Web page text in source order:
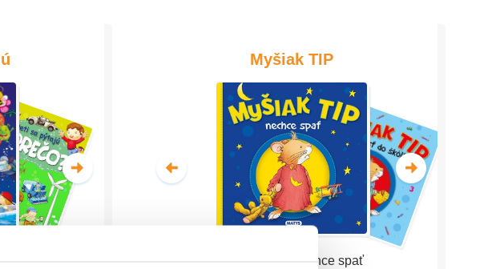
Myšiak TIP
Myšiak TIP - nechce spať